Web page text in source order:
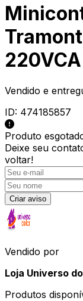
Vendido e
ID: 474185857
Produto
Deixe seu
voltar!
Criar aviso
Vendido por
Loja Universo
Produtos